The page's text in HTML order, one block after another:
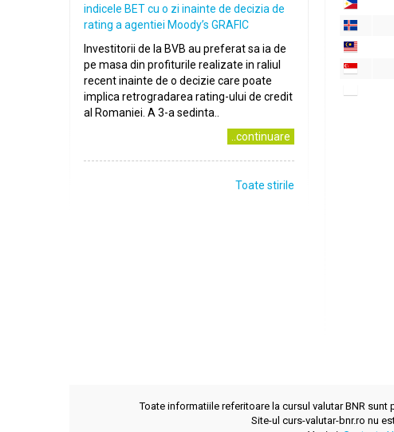
indicele BET cu o zi inainte de decizia de
rating a agentiei Moody’s GRAFIC
Investitorii de la BVB au preferat sa ia de
pe masa din profiturile realizate in raliul
recent inainte de o decizie care poate
implica retrogradarea rating-ului de credit
al Romaniei. A 3-a sedinta..
..continuare
Toate stirile
Toate informatiile referitoare la cursul valutar BNR sunt
Site-ul curs-valutar-bnr.ro nu